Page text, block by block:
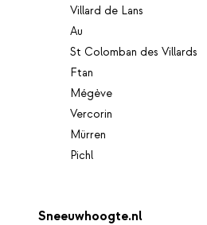
Villard de Lans
Au
St Colomban des Villards
Ftan
Mégève
Vercorin
Mürren
Pichl
Sneeuwhoogte.nl